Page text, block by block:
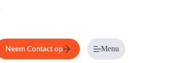
Neem Contact op Menu